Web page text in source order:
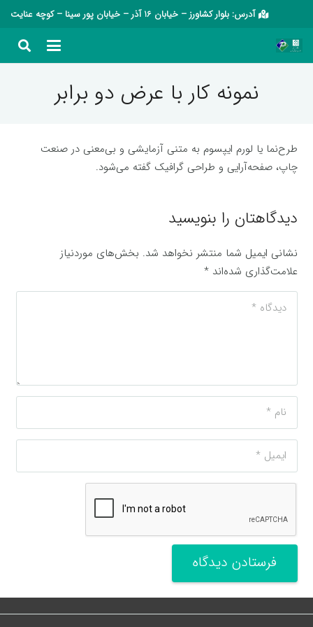
آدرس: بلوار کشاورز – خیابان 16 آذر – خیابان پور سینا – کوچه عنایت
نمونه کار با عرض دو برابر
طرح‌نما یا لورم ایپسوم به متنی آزمایشی و بی‌معنی در صنعت
چاپ، صفحه‌آرایی و طراحی گرافیک گفته می‌شود.
دیدگاهتان را بنویسید
نشانی ایمیل شما منتشر نخواهد شد. بخش‌های موردنیاز
علامت‌گذاری شده‌اند*
فرستادن دیدگاه